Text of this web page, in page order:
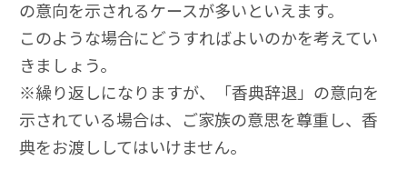
の意向を示されるケースが多いといえます。
このような場合にどうすればよいのかを考えてい
きましょう。
※繰り返しになりますが、「香典辞退」の意向を
示されている場合は、ご家族の意思を尊重し、香
典をお渡ししてはいけません。